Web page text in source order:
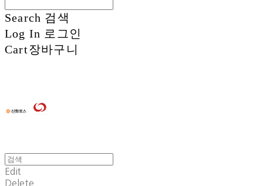
Search 검색
Log In 로그인
Cart장바구니
Edit
Delete